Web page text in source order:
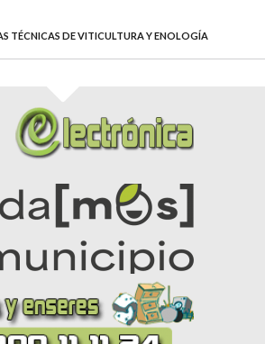
TÉCNICAS DE VITICULTURA Y ENOLOGÍA